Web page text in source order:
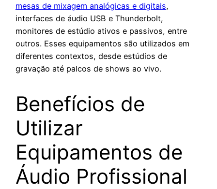
mesas de mixagem analógicas e digitais,
interfaces de áudio USB e Thunderbolt,
monitores de estúdio ativos e passivos, entre
outros. Esses equipamentos são utilizados em
diferentes contextos, desde estúdios de
gravação até palcos de shows ao vivo.
Benefícios de
Utilizar
Equipamentos de
Áudio Profissional